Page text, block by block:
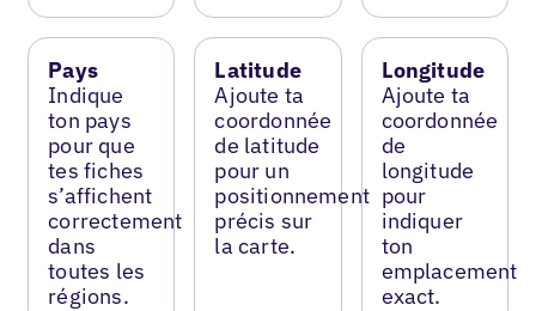
Pays
Indique
ton pays
pour que
tes fiches
s’affichent
correctement
dans
toutes les
régions.
Latitude
Ajoute ta
coordonnée
de latitude
pour un
positionnement
précis sur
la carte.
Longitude
Ajoute ta
coordonnée
de
longitude
pour
indiquer
ton
emplacement
exact.